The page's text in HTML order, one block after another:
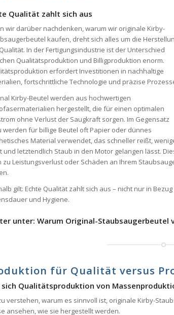
Qualität zahlt sich aus
wir darüber nachdenken, warum wir originale Kirby-
kaufen, dreht sich alles um die
In der Fertigungsindustrie ist der Unterschied
Qualitätsproduktion und Billigproduktion enorm.
erfordert Investitionen in nachhaltige
fortschrittliche Technologie und präzise
Kirby-Beutel werden aus hochwertigen
hergestellt, die für einen optimalen
ohne Verlust der Saugkraft sorgen. Im Gegensatz
werden für billige Beutel oft Papier oder dünnes
Material verwendet, das schneller reißt,
und letztendlich Staub in den Motor gelangen lässt.
zu Leistungsverlust oder Schäden an Ihrem
gilt: Echte Qualität zahlt sich aus – nicht nur in
und Hygiene.
unter: Warum Original-Staubsaugerbeutel
für Qualität versus
sich Qualitätsproduktion von
verstehen, warum es sinnvoll ist, originale Kirby-
ansehen, wie sie hergestellt werden.